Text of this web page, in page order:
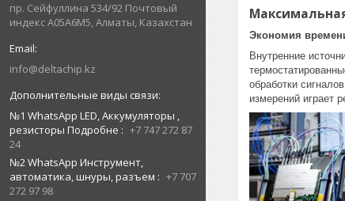
пр. Сейфуллина 534/92 Почтовый
индекс A05A6M5, Алматы, Казахстан
info@deltachip.kz
№1 WhatsApp LED, Аккумуляторы ,
резисторы Подробне
+7 747 272 87
24
№2 WhatsApp Инструмент,
автоматика, шнуры, разъем
+7 707
272 97 98
Экономия
Внутренние
обработки
измерений играет